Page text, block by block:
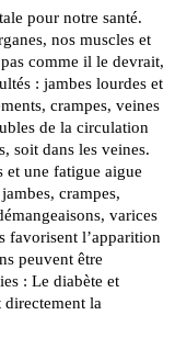
pour notre santé.
nos muscles et
comme il le devrait,
: jambes lourdes et
crampes, veines
de la circulation
soit dans les veines.
et une fatigue aigue
crampes,
varices
favorisent l’apparition
peuvent être
: Le diabète et
directement la